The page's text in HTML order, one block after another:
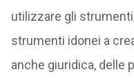
utilizzare gli
strumenti idonei a
anche giuridica, delle